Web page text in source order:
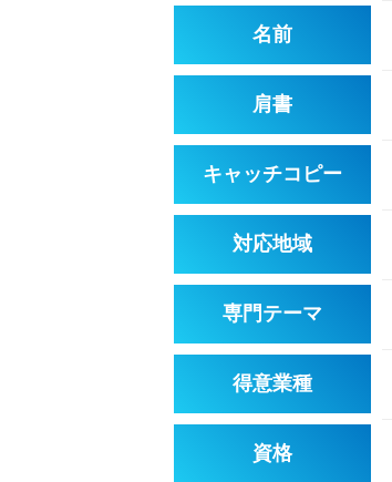
名前
肩書
キャッチコピー
対応地域
専門テーマ
得意業種
資格